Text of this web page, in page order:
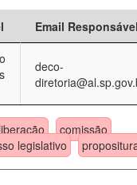
Email
deco-
comissão
legislativo